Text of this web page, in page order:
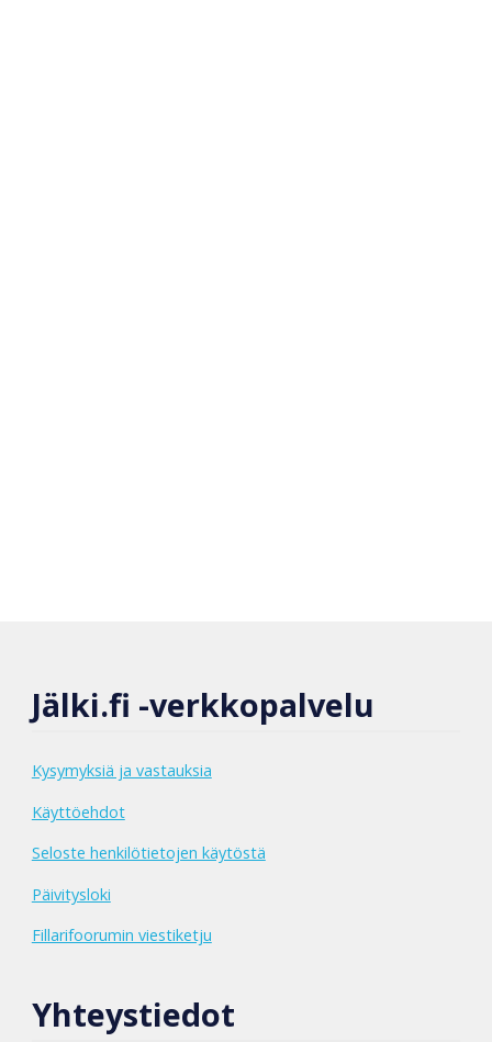
Jälki.fi -verkkopalvelu
Kysymyksiä ja vastauksia
Käyttöehdot
Seloste henkilötietojen käytöstä
Päivitysloki
Fillarifoorumin viestiketju
Yhteystiedot